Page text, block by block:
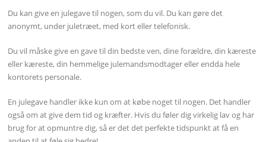
Du kan give en julegave til nogen, som du vil. Du kan gøre det
anonymt, under juletræet, med kort eller telefonisk.
Du vil måske give en gave til din bedste ven, dine forældre, din kæreste
eller kæreste, din hemmelige julemandsmodtager eller endda hele
kontorets personale.
En julegave handler ikke kun om at købe noget til nogen. Det handler
også om at give dem tid og kræfter. Hvis du føler dig virkelig lav og har
brug for at opmuntre dig, så er det det perfekte tidspunkt at få en